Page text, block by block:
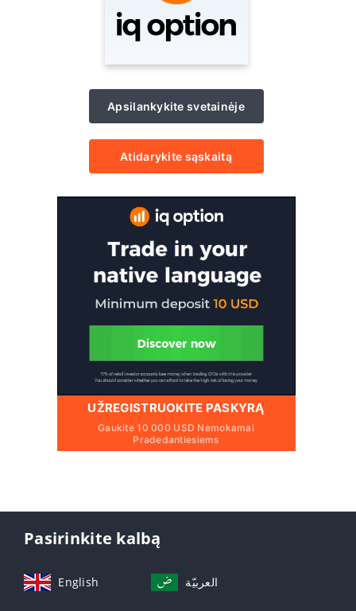
Apsilankykite svetainėje
Atidarykite sąskaitą
UŽREGISTRUOKITE PASKYRĄ
Gaukite 10 000 USD Nemokamai
Pradedantiesiems
Pasirinkite kalbą
English العربيّة